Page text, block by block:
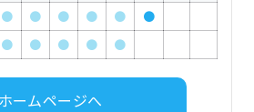
● ● ● ● ●
●
● ● ● ● ●
ホームページへ